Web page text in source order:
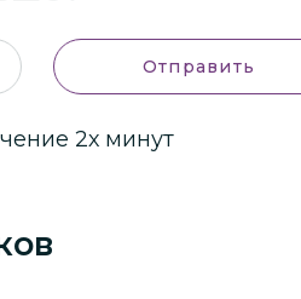
Отправить
2х минут